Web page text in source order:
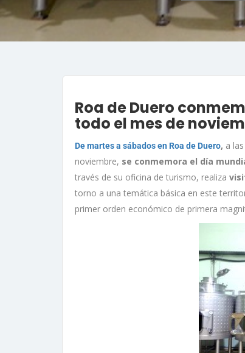
Roa de Duero
todo el mes de
De martes a sábados en Roa de Duero, a
noviembre, se conmemora el día
través de su oficina de turismo, realiza
torno a una temática básica en este
primer orden económico de primera